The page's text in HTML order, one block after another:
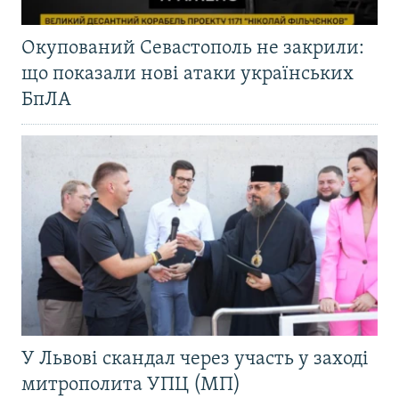
Окупований Севастополь не закрили:
що показали нові атаки українських
БпЛА
У Львові скандал через участь у заході
митрополита УПЦ (МП)